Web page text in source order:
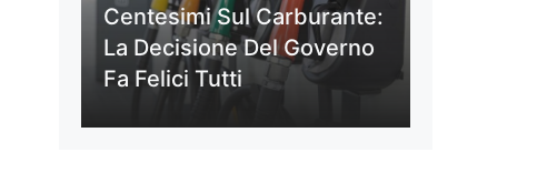
Centesimi Sul Carburante:
La Decisione Del Governo
Fa Felici Tutti